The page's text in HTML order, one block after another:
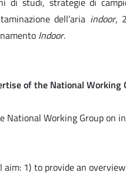
dell’aria indoor,
Indoor.
of the National Working
National Working Group on
1) to provide an